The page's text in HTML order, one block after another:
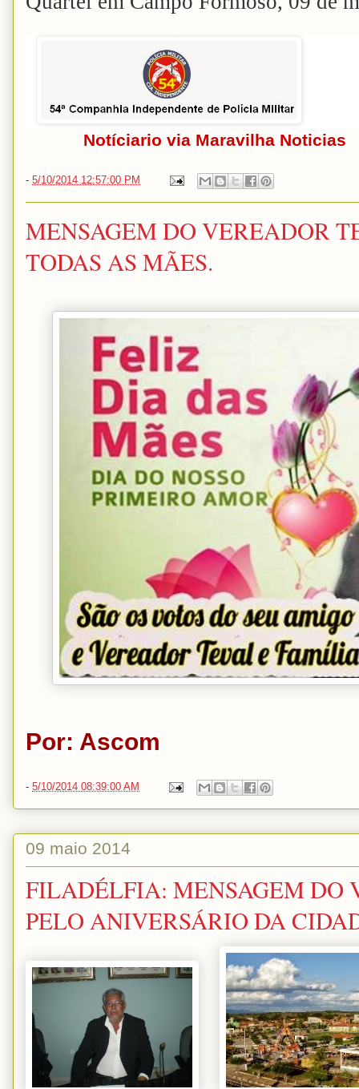
Notíciario via Maravilha Noticias
- 5/10/2014 12:57:00 PM
MENSAGEM DO VEREADOR
TODAS AS MÃES.
Por: Ascom
- 5/10/2014 08:39:00 AM
09 maio 2014
FILADÉLFIA: MENSAGEM DO
PELO ANIVERSÁRIO DA